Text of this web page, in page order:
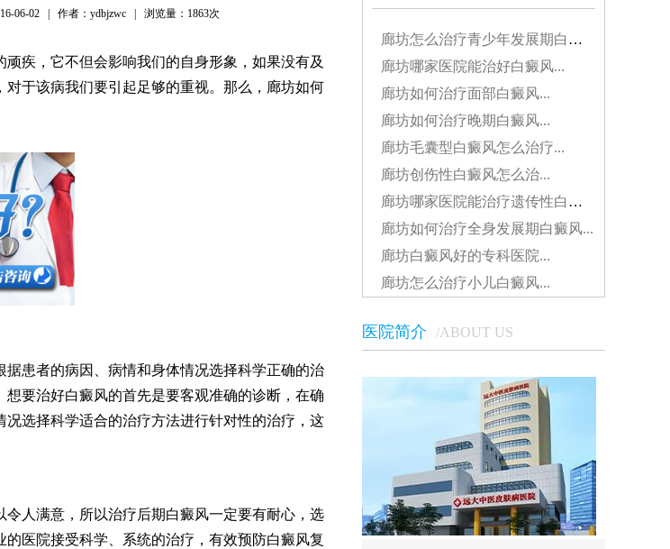
06-02 | 作者：ydbjzwc | 浏览量： 1863次
疾，它不但会影响我们的自身形象，如果没有及
于该病我们要引起足够的重视。那么，廊坊如何
患者的病因、病情和身体情况选择科学正确的治
要治好白癜风的首先是要客观准确的诊断，在确
选择科学适合的治疗方法进行针对性的治疗，这
人满意，所以治疗后期白癜风一定要有耐心，选
医院接受科学、系统的治疗，有效预防白癜风复
廊坊怎么治疗青少年发展期白癜风...
廊坊哪家医院能治好白癜风...
廊坊如何治疗面部白癜风...
廊坊如何治疗晚期白癜风...
廊坊毛囊型白癜风怎么治疗...
廊坊创伤性白癜风怎么治...
廊坊哪家医院能治疗遗传性白癜风...
廊坊如何治疗全身发展期白癜风...
廊坊白癜风好的专科医院...
廊坊怎么治疗小儿白癜风...
医院简介 /ABOUT US